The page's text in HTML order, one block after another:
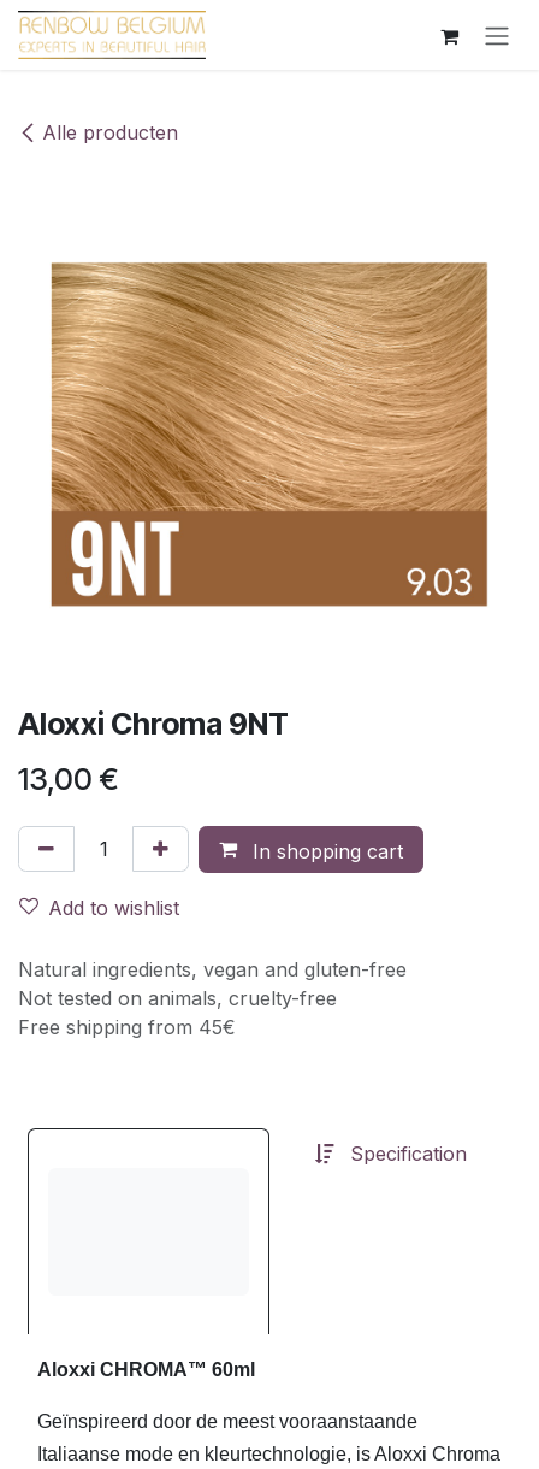
Overslaan naar inhoud
Alle producten
Aloxxi Chroma 9NT
13,00 €
In shopping cart
Add to wishlist
Natural ingredients, vegan and gluten-free
Not tested on animals, cruelty-free
Free shipping from 45€
Specification
Aloxxi CHROMA™ 60ml
Geïnspireerd door de meest vooraanstaande
Italiaanse mode en kleurtechnologie, is Aloxxi Chroma